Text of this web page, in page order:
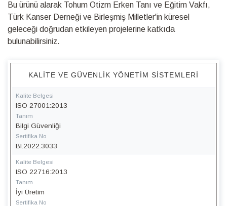
Bu ürünü alarak Tohum Otizm Erken Tanı ve Eğitim Vakfı,
Türk Kanser Derneği ve Birleşmiş Milletler'in küresel
geleceği doğrudan etkileyen projelerine katkıda
bulunabilirsiniz.
KALITE VE GÜVENLIK YÖNETIM SISTEMLERI
Kalite Belgesi
ISO 27001:2013
Tanım
Bilgi Güvenliği
Sertifika No
BI.2022.3033
Kalite Belgesi
ISO 22716:2013
Tanım
İyi Üretim
Sertifika No